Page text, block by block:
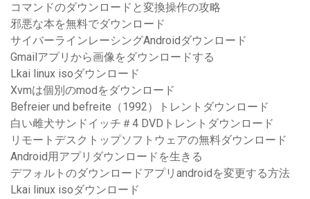
コマンドのダウンロードと変換操作の攻略
邪悪な本を無料でダウンロード
サイバーラインレーシングAndroidダウンロード
Gmailアプリから画像をダウンロードする
Lkai linux isoダウンロード
Xvmは個別のmodをダウンロード
Befreier und befreite（1992）トレントダウンロード
白い雌犬サンドイッチ＃4 DVDトレントダウンロード
リモートデスクトップソフトウェアの無料ダウンロード
Android用アプリダウンロードを生きる
デフォルトのダウンロードアプリandroidを変更する方法
Lkai linux isoダウンロード